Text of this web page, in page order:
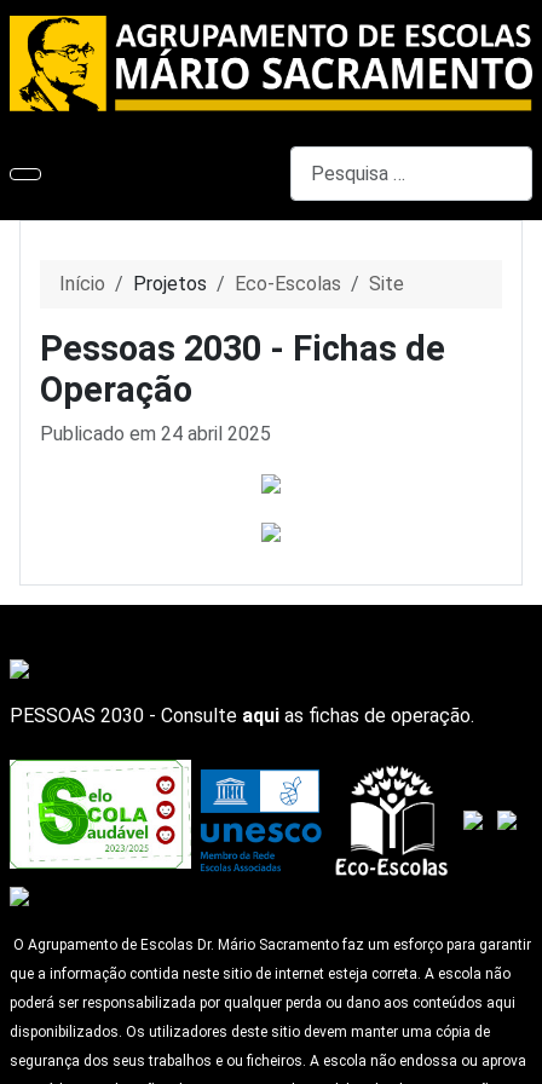
Início Projetos Eco-Escolas Site
Pessoas 2030 - Fichas de
Operação
Detalhes
Publicado em 24 abril 2025
PESSOAS 2030 - Consulte aqui as fichas de operação.
O Agrupamento de Escolas Dr. Mário Sacramento faz um esforço para garantir
que a informação contida neste sitio de internet esteja correta. A escola não
poderá ser responsabilizada por qualquer perda ou dano aos conteúdos aqui
disponibilizados. Os utilizadores deste sitio devem manter uma cópia de
segurança dos seus trabalhos e ou ficheiros. A escola não endossa ou aprova